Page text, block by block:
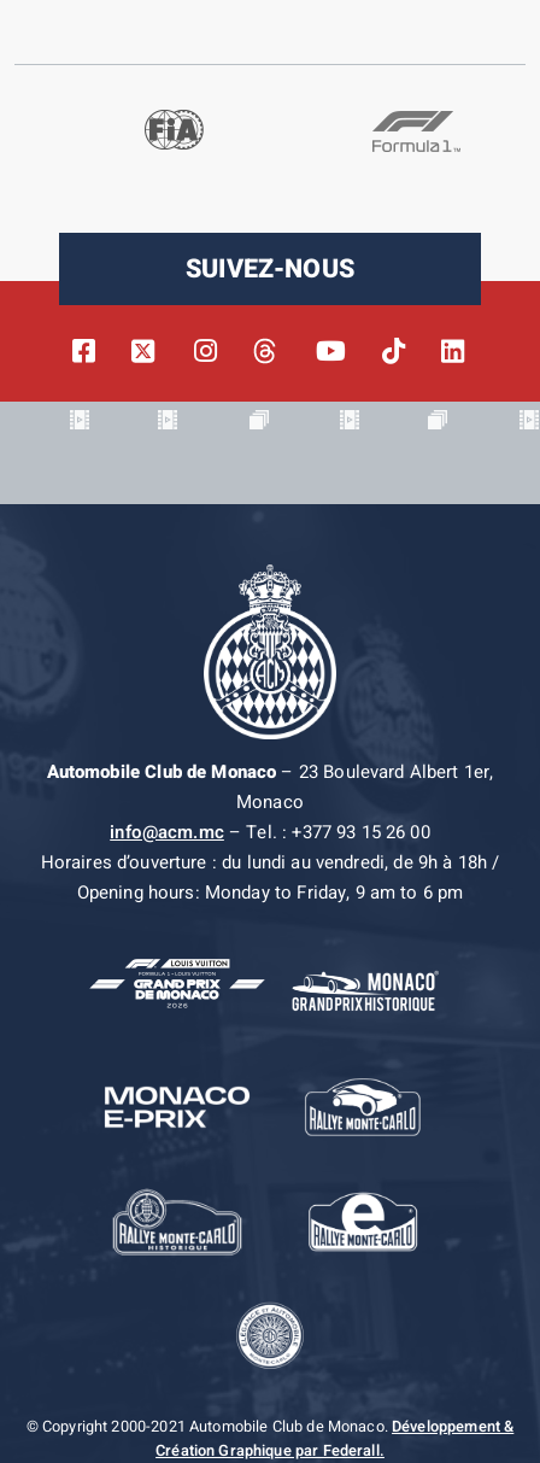
SUIVEZ-NOUS
Automobile Club de Monaco– 23 Boulevard Albert 1er,
Monaco
info@acm.mc– Tel. : +377 93 15 26 00
Horaires d’ouverture : du lundi au vendredi, de 9h à 18h /
Opening hours: Monday to Friday, 9 am to 6 pm
© Copyright 2000-2021 Automobile Club de Monaco.Développement &
Création Graphique par Federall.